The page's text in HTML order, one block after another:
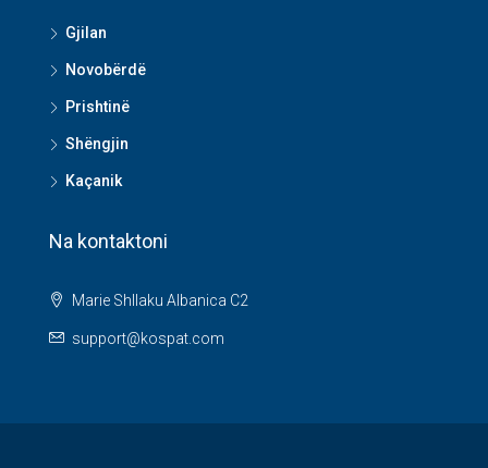
Gjilan
Novobërdë
Prishtinë
Shëngjin
Kaçanik
Na kontaktoni
Marie Shllaku Albanica C2
support@kospat.com